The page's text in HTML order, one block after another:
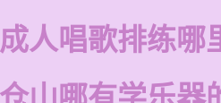
人唱歌排练哪